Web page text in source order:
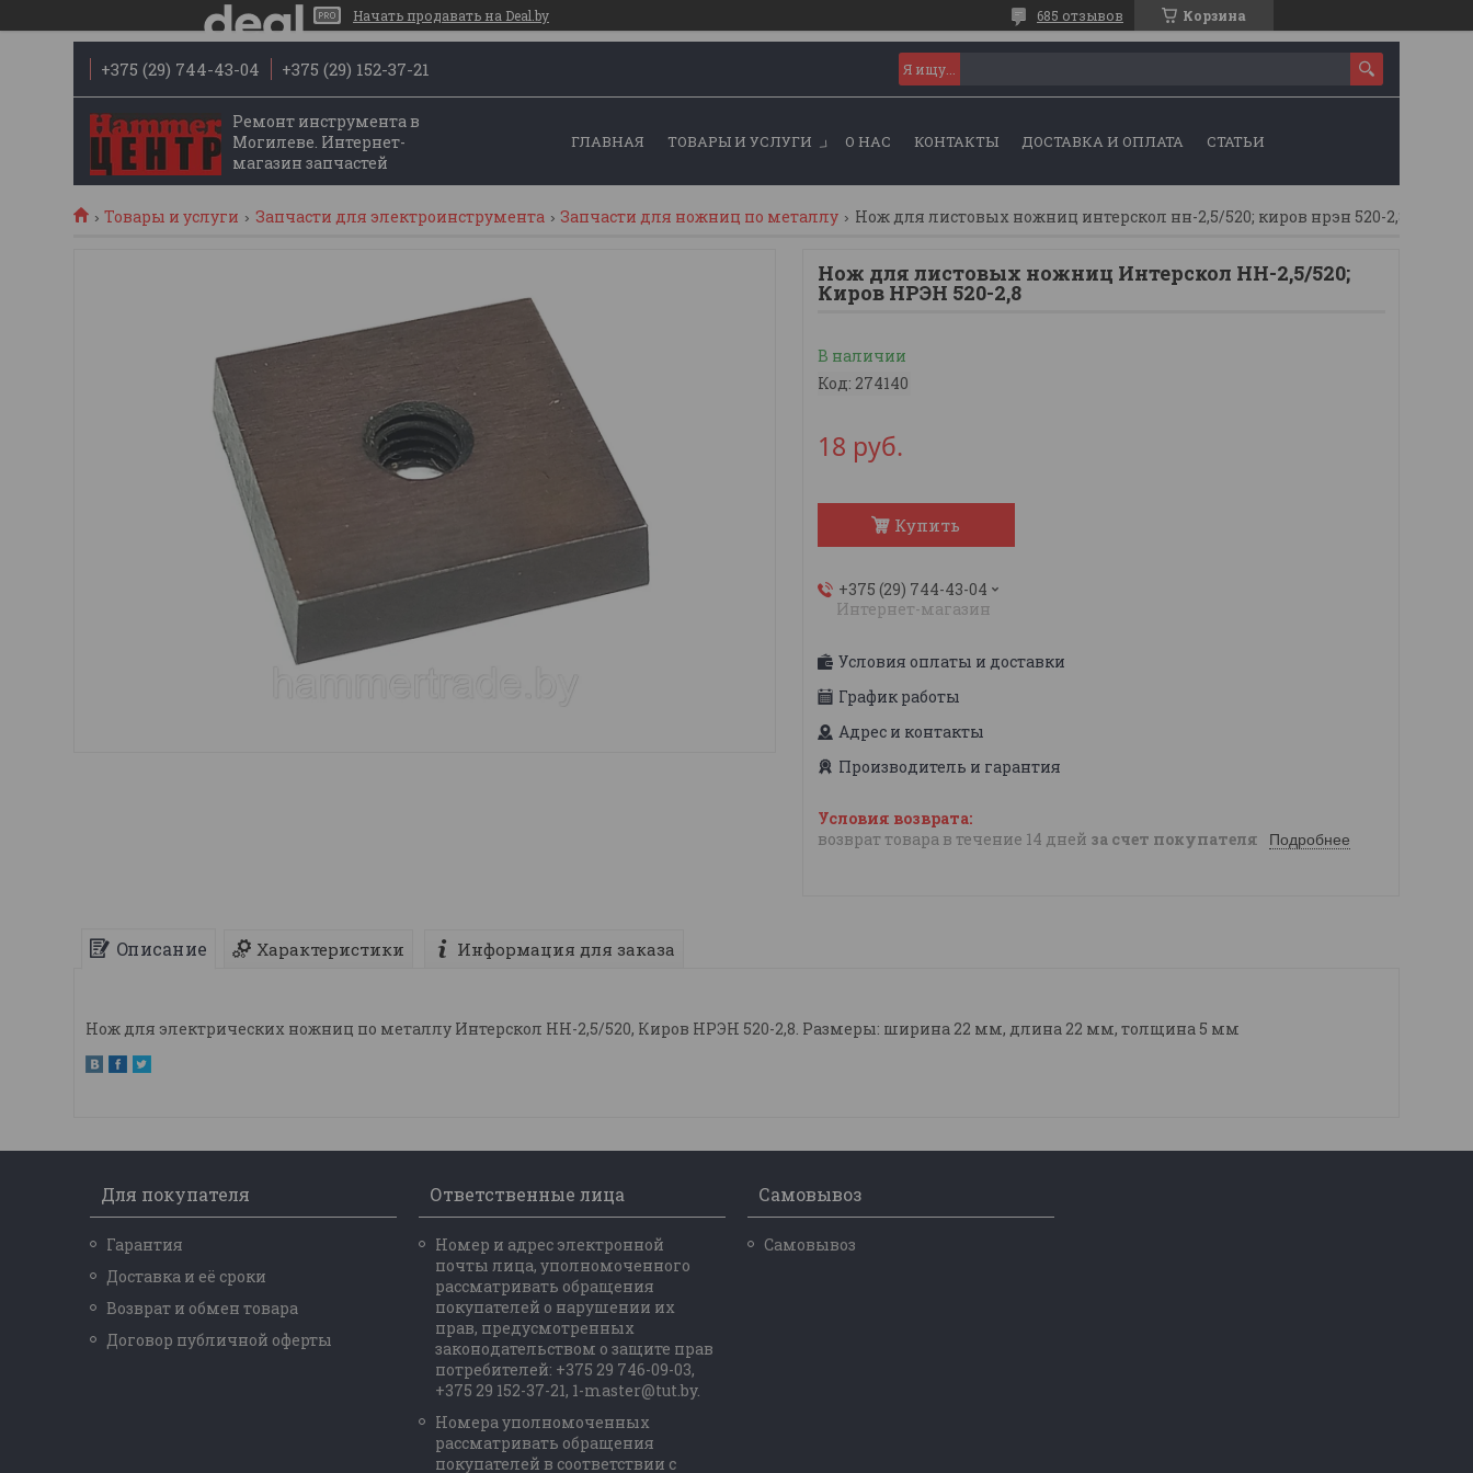
Начать продавать на Deal.by Корзина
685 отзывов
+375 (29) 744-43-04 +375 (29) 152-37-21
Ремонт инструмента в
Могилеве. Интернет-
магазин запчастей
ГЛАВНАЯ ТОВАРЫ И УСЛУГИ О НАС КОНТАКТЫ ДОСТАВКА И ОПЛАТА СТАТЬИ
Товары и услуги Запчасти для электроинструмента Запчасти для ножниц по металлу Нож для листовых ножниц интерскол нн-2,5/520; киров нрэн 520-2,8
Нож для листовых ножниц Интерскол НН-2,5/520;
Киров НРЭН 520-2,8
В наличии
Код: 274140
18 руб.
Купить
+375 (29) 744-43-04
Интернет-магазин
Условия оплаты и доставки
График работы
Адрес и контакты
Производитель и гарантия
возврат товара в течение 14 дней за счет покупателя Подробнее
Описание Характеристики Информация для заказа
Нож для электрических ножниц по металлу Интерскол НН-2,5/520, Киров НРЭН 520-2,8. Размеры: ширина 22 мм, длина 22 мм, толщина 5 мм
Для покупателя
Гарантия
Доставка и её сроки
Возврат и обмен товара
Договор публичной оферты
Ответственные лица
Номер и адрес электронной
почты лица, уполномоченного
рассматривать обращения
покупателей о нарушении их
прав, предусмотренных
законодательством о защите прав
потребителей: +375 29 746-09-03,
+375 29 152-37-21, 1-master@tut.by.
Номера уполномоченных
рассматривать обращения
покупателей в соответствии с
Самовывоз
Самовывоз